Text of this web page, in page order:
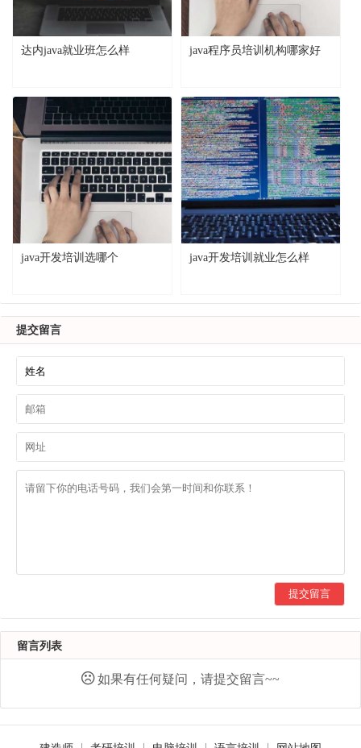
达内java就业班怎么样 java程序员培训机构哪家好
java开发培训选哪个 java开发培训就业怎么样
提交留言
提交留言
留言列表
如果有任何疑问，请提交留言~~